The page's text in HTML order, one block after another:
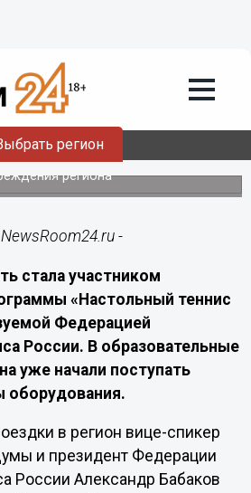
регион
присоединилась к
теннис — в
уже поступили в
региона
-
стала участником
«Настольный теннис
Федерацией
России. В образовательные
уже начали поступать
оборудования.
в регион вице-спикер
и президент Федерации
России Александр Бабаков